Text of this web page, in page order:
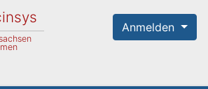
Anmelden